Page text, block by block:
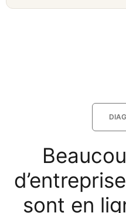
sont en